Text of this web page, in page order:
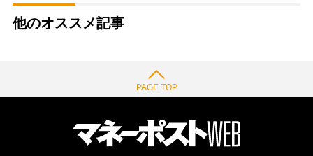
他のオススメ記事
PAGE TOP